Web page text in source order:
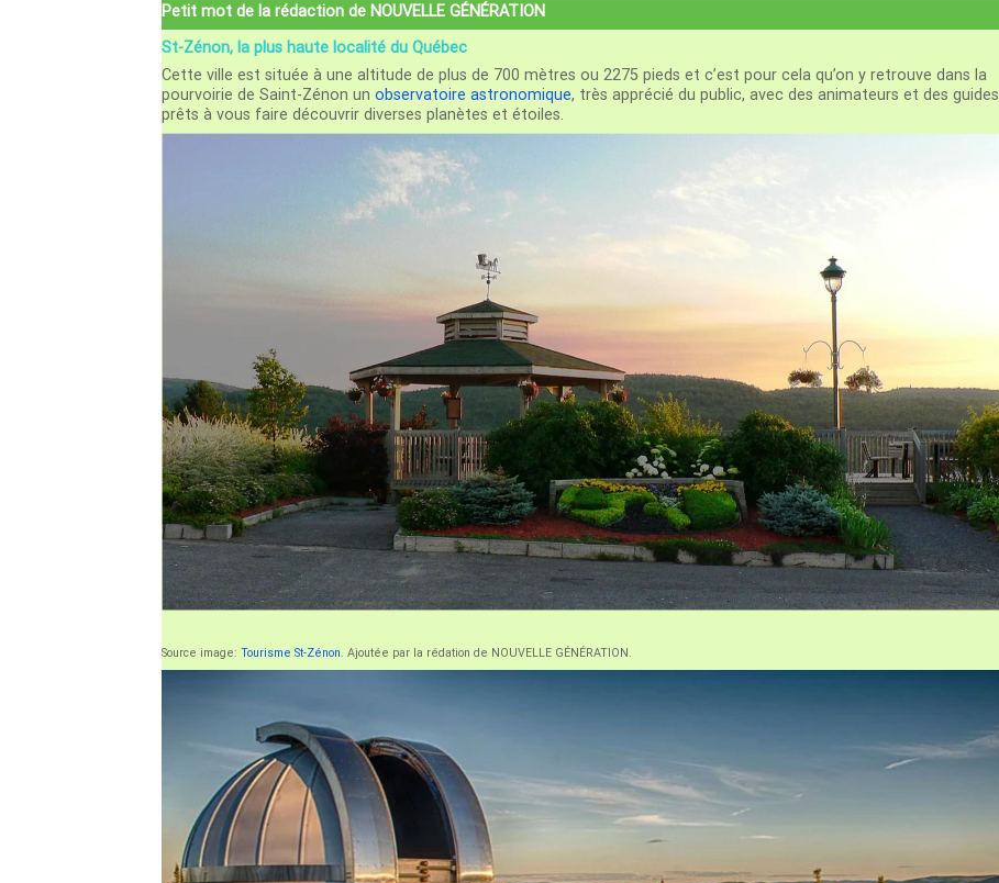
Petit mot de la rédaction de NOUVELLE GÉNÉRATION
St-Zénon, la plus haute localité du Québec
Cette ville est située à une altitude de plus de 700 mètres ou 2275 pieds et c’est pour cela qu’on y retrouve dans la
pourvoirie de Saint-Zénon un observatoire astronomique, très apprécié du public, avec des animateurs et des guides
prêts à vous faire découvrir diverses planètes et étoiles.
Source image: Tourisme St-Zénon. Ajoutée par la rédation de NOUVELLE GÉNÉRATION.